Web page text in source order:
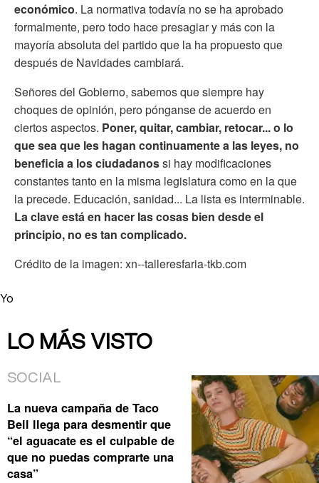
económico. La normativa todavía no se ha aprobado
formalmente, pero todo hace presagiar y más con la
mayoría absoluta del partido que la ha propuesto que
después de Navidades cambiará.
Señores del Gobierno, sabemos que siempre hay
choques de opinión, pero pónganse de acuerdo en
ciertos aspectos. Poner, quitar, cambiar, retocar... o lo
que sea que les hagan continuamente a las leyes, no
beneficia a los ciudadanossi hay modificaciones
constantes tanto en la misma legislatura como en la que
la precede. Educación, sanidad... La lista es interminable.
La clave está en hacer las cosas bien desde el
principio, no es tan complicado.
Crédito de la imagen: xn--talleresfaria-tkb.com
Yo
LO MÁS VISTO
SOCIAL
La nueva campaña de Taco
Bell llega para desmentir que
“el aguacate es el culpable de
que no puedas comprarte una
casa”